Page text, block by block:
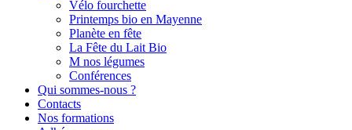
Vélo fourchette
Printemps bio en Mayenne
Planète en fête
La Fête du Lait Bio
M nos légumes
Conférences
Qui sommes-nous ?
Contacts
Nos formations